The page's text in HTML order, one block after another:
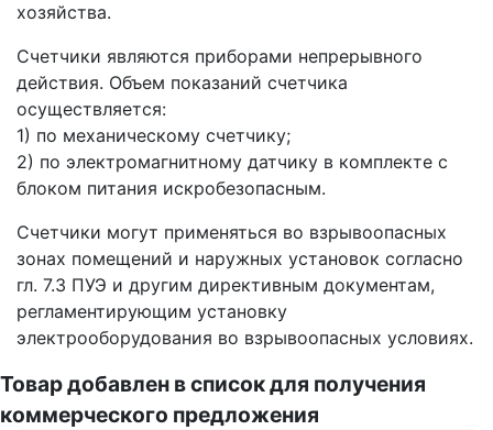
хозяйства.
Счетчики являются приборами непрерывного
действия. Объем показаний счетчика
осуществляется:
1) по механическому счетчику;
2) по электромагнитному датчику в комплекте с
блоком питания искробезопасным.
Счетчики могут применяться во взрывоопасных
зонах помещений и наружных установок согласно
гл. 7.3 ПУЭ и другим директивным документам,
регламентирующим установку
электрооборудования во взрывоопасных условиях.
Товар добавлен в список для получения
коммерческого предложения